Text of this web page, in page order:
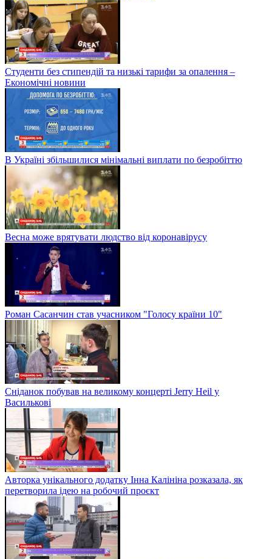
Студенти без стипендій та низькі тарифи за опалення –
Економічні новини
В Україні збільшилися мінімальні виплати по безробіттю
Весна може врятувати людство від коронавірусу
Роман Сасанчин став учасником "Голосу країни 10"
Сніданок побував на великому концерті Jerry Heil у
Василькові
Авторка унікального додатку Інна Калініна розказала, як
перетворила ідею на робочий проєкт